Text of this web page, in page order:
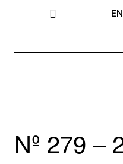
Nº 279 –